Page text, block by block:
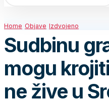
Home Objave Izdvojeno
Sudbinu
mogu
ne žive u